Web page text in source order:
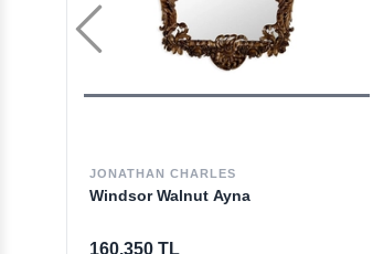
JONATHAN CHARLES
Windsor Walnut Ayna
160.350 TL